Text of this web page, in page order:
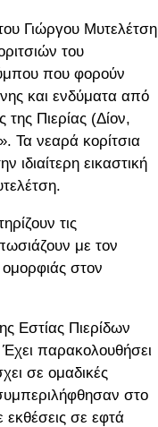
Γιώργου Μυτελέτση
του
που φορούν
και ενδύματα από
Πιερίας (Δίον,
Τα νεαρά κορίτσια
εικαστική
τις
με τον
ομορφιάς στον
Εστίας Πιερίδων
παρακολουθήσει
σε ομαδικές
στο
σε εφτά